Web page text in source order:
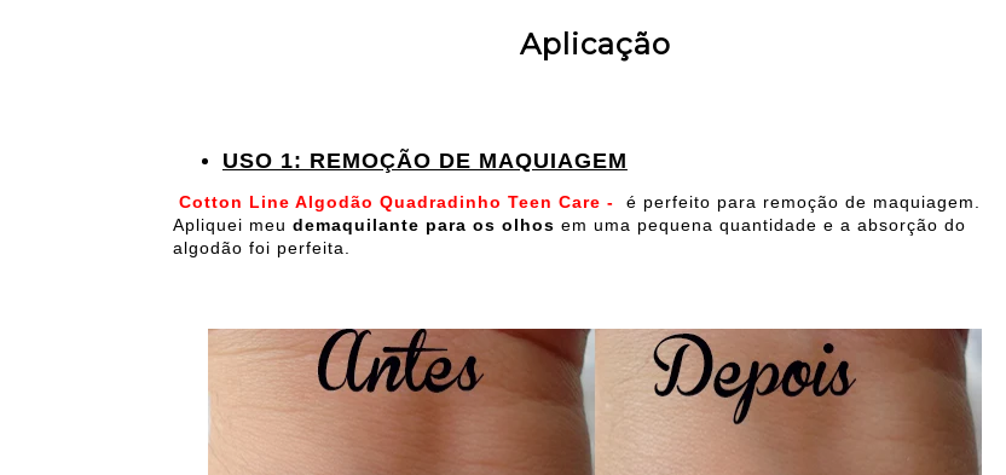
Aplicação
USO 1: REMOÇÃO DE MAQUIAGEM
Cotton Line Algodão Quadradinho Teen Care -
é perfeito para remoção de maquiagem.
Apliquei meu demaquilante para os olhos em uma pequena quantidade e a absorção do
algodão foi perfeita.